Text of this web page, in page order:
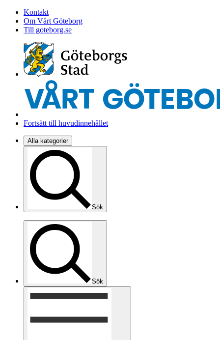
Kontakt
Om Vårt Göteborg
Till goteborg.se
Fortsätt till huvudinnehållet
Alla kategorier
Sök
Sök